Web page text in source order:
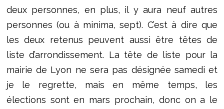
deux personnes, en plus, il y aura neuf autres
personnes (ou à minima, sept). C’est à dire que
les deux retenus peuvent aussi être têtes de
liste d’arrondissement. La tête de liste pour la
mairie de Lyon ne sera pas désignée samedi et
je le regrette, mais en même temps, les
élections sont en mars prochain, donc on a le